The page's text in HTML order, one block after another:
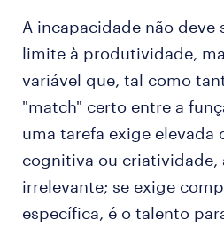
A incapacidade não deve
limite à produtividade,
variável que, tal como
"match" certo entre a
uma tarefa exige elevada
cognitiva ou criatividade,
irrelevante; se exige
específica, é o talento